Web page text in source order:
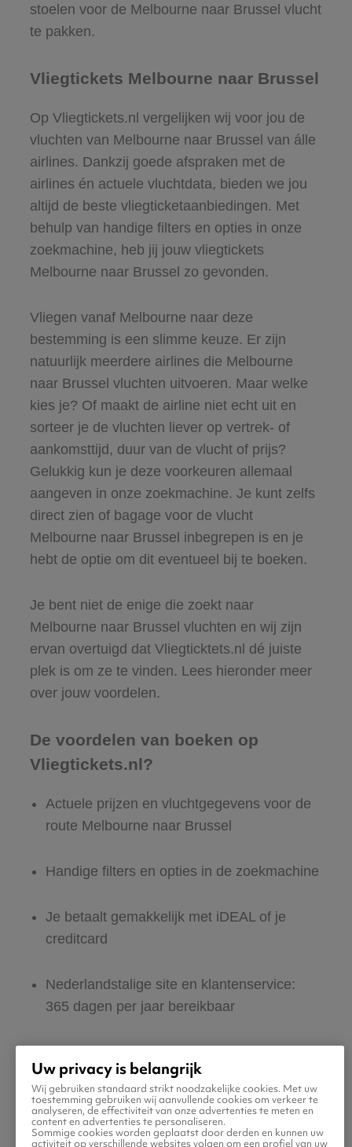
stoelen voor de Melbourne naar Brussel vlucht
te pakken.
Vliegtickets Melbourne naar Brussel
Op Vliegtickets.nl vergelijken wij voor jou de
vluchten van Melbourne naar Brussel van álle
airlines. Dankzij goede afspraken met de
airlines én actuele vluchtdata, bieden we jou
altijd de beste vliegticketaanbiedingen. Met
behulp van handige filters en opties in onze
zoekmachine, heb jij jouw vliegtickets
Melbourne naar Brussel zo gevonden.
Vliegen vanaf Melbourne naar deze
bestemming is een slimme keuze. Er zijn
natuurlijk meerdere airlines die Melbourne
naar Brussel vluchten uitvoeren. Maar welke
kies je? Of maakt de airline niet echt uit en
sorteer je de vluchten liever op vertrek- of
aankomsttijd, duur van de vlucht of prijs?
Gelukkig kun je deze voorkeuren allemaal
aangeven in onze zoekmachine. Je kunt zelfs
direct zien of bagage voor de vlucht
Melbourne naar Brussel inbegrepen is en je
hebt de optie om dit eventueel bij te boeken.
Je bent niet de enige die zoekt naar
Melbourne naar Brussel vluchten en wij zijn
ervan overtuigd dat Vliegticktets.nl dé juiste
plek is om ze te vinden. Lees hieronder meer
over jouw voordelen.
De voordelen van boeken op
Vliegtickets.nl?
Actuele prijzen en vluchtgegevens voor de
route Melbourne naar Brussel
Handige filters en opties in de zoekmachine
Je betaalt gemakkelijk met iDEAL of je
creditcard
Nederlandstalige site en klantenservice:
365 dagen per jaar bereikbaar
Boek ook direct een hotel of huurauto voor
in Brussel
Uw privacy is belangrijk
Wij gebruiken standaard strikt noodzakelijke cookies. Met uw
toestemming gebruiken wij aanvullende cookies om verkeer te
analyseren, de effectiviteit van onze advertenties te meten en
content en advertenties te personaliseren.
Sommige cookies worden geplaatst door derden en kunnen uw
activiteit op verschillende websites volgen om een profiel van uw